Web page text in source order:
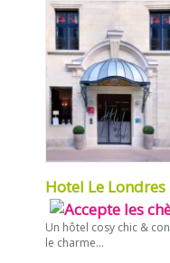
Hotel Le Londres
Un hôtel cosy chic &
le charme...